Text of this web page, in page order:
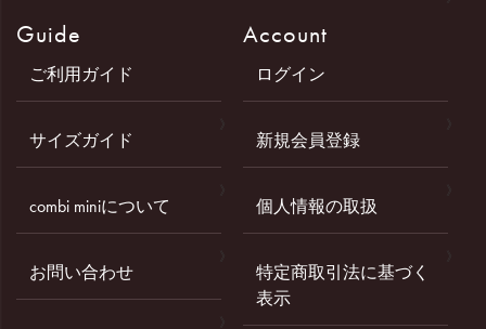
Guide
ご利用ガイド
サイズガイド
combi miniについて
お問い合わせ
Account
ログイン
新規会員登録
個人情報の取扱
特定商取引法に基づく
表示